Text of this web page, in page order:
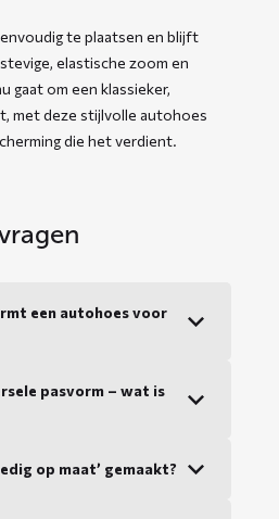
te plaatsen en blijft
elastische zoom en
gaat om een klassieker,
met deze stijlvolle autohoes
die het verdient.
een autohoes voor
pasvorm – wat is
op maat’ gemaakt?